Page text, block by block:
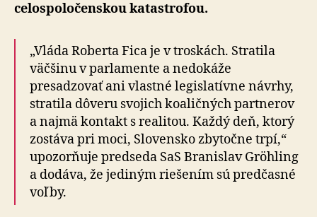
celospoločenskou katastrofou.
„Vláda Roberta Fica je v troskách. Stratila
väčšinu v parlamente a nedokáže
presadzovať ani vlastné legislatívne návrhy,
stratila dôveru svojich koaličných partnerov
a najmä kontakt s realitou. Každý deň, ktorý
zostáva pri moci, Slovensko zbytočne trpí,“
upozorňuje predseda SaS Branislav Gröhling
a dodáva, že jediným riešením sú predčasné
voľby.